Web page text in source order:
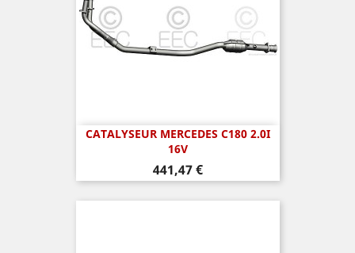
CATALYSEUR MERCEDES C180 2.0I
16V
Prix
441,47 €